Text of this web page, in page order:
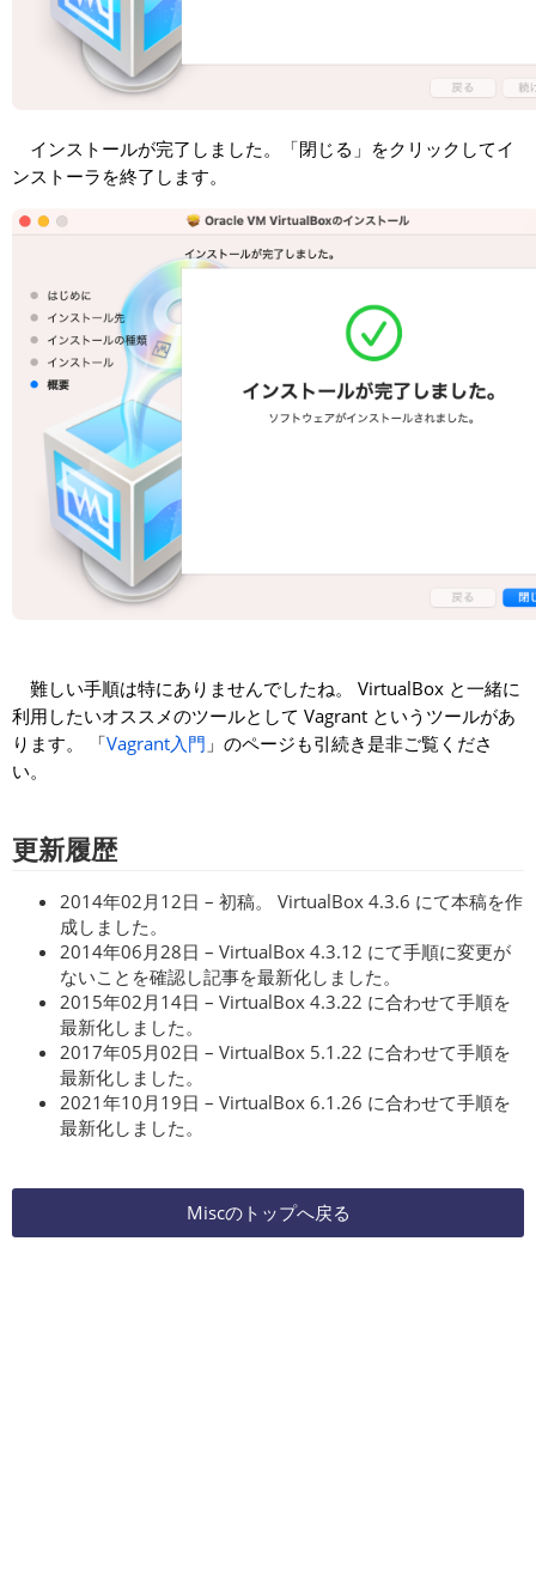
インストールが完了しました。「閉じる」をクリックしてイ
ンストーラを終了します。
難しい手順は特にありませんでしたね。 VirtualBox と一緒に
利用したいオススメのツールとして Vagrant というツールがあ
ります。 「Vagrant入門 」のページも引続き是非ご覧くださ
い。
更新履歴
2014年02月12日 – 初稿。 VirtualBox 4.3.6 にて本稿を作
成しました。
2014年06月28日 – VirtualBox 4.3.12 にて手順に変更が
ないことを確認し記事を最新化しました。
2015年02月14日 – VirtualBox 4.3.22 に合わせて手順を
最新化しました。
2017年05月02日 – VirtualBox 5.1.22 に合わせて手順を
最新化しました。
2021年10月19日 – VirtualBox 6.1.26 に合わせて手順を
最新化しました。
Miscのトップへ戻る